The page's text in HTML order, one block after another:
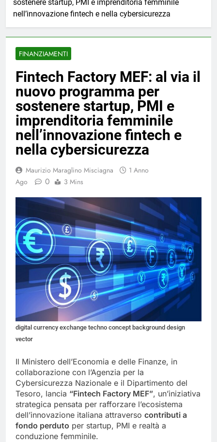
sostenere startup, PMI e imprenditoria femminile
nell’innovazione fintech e nella cybersicurezza
FINANZIAMENTI
Fintech Factory MEF: al via il
nuovo programma per
sostenere startup, PMI e
imprenditoria femminile
nell’innovazione fintech e
nella cybersicurezza
Maurizio Maraglino Misciagna
1 Anno
Ago
0 3 Mins
digital currency exchange techno concept background design
vector
Il Ministero dell’Economia e delle Finanze, in
collaborazione con l’Agenzia per la
Cybersicurezza Nazionale e il Dipartimento del
Tesoro, lancia “Fintech Factory MEF”, un’iniziativa
strategica pensata per rafforzare l’ecosistema
dell’innovazione italiana attraverso contributi a
fondo perduto per startup, PMI e realtà a
conduzione femminile.